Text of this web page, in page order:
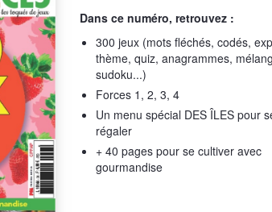
Dans ce numéro, retrouvez :
300 jeux (mots fléchés, codés,
thème, quiz, anagrammes,
sudoku...)
Forces 1, 2, 3, 4
Un menu spécial DES ÎLES pour
régaler
+ 40 pages pour se cultiver avec
gourmandise